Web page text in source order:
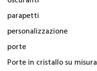
parapetti
personalizzazione
porte
Porte in cristallo su misura